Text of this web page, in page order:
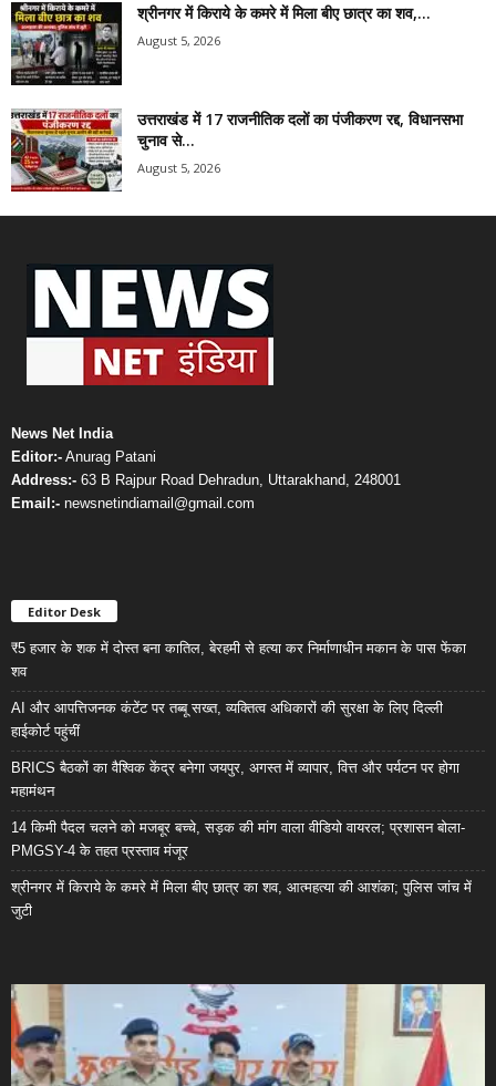
श्रीनगर में किराये के कमरे में मिला बीए छात्र का शव,...
August 5, 2026
उत्तराखंड में 17 राजनीतिक दलों का पंजीकरण रद्द, विधानसभा
चुनाव से...
August 5, 2026
News Net India
Editor:- Anurag Patani
Address:- 63 B Rajpur Road Dehradun, Uttarakhand, 248001
Email:- newsnetindiamail@gmail.com
Editor Desk
₹5 हजार के शक में दोस्त बना कातिल, बेरहमी से हत्या कर निर्माणाधीन मकान के पास फेंका
शव
AI और आपत्तिजनक कंटेंट पर तब्बू सख्त, व्यक्तित्व अधिकारों की सुरक्षा के लिए दिल्ली
हाईकोर्ट पहुंचीं
BRICS बैठकों का वैश्विक केंद्र बनेगा जयपुर, अगस्त में व्यापार, वित्त और पर्यटन पर होगा
महामंथन
14 किमी पैदल चलने को मजबूर बच्चे, सड़क की मांग वाला वीडियो वायरल; प्रशासन बोला-
PMGSY-4 के तहत प्रस्ताव मंजूर
श्रीनगर में किराये के कमरे में मिला बीए छात्र का शव, आत्महत्या की आशंका; पुलिस जांच में
जुटी